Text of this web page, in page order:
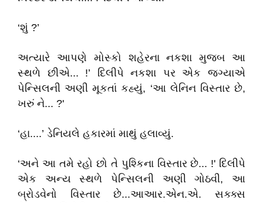
‘શું ?’
અત્યારે આપણે મોસ્કો શહેરના નકશા મુજબ આ
સ્થળે છીએ... !’ દિલીપે નકશા પર એક જગ્યાએ
પેન્સિલની અણી મૂકતાં કહ્યું, ‘આ લેનિન વિસ્તાર છે,
ખરું ને... ?'
‘હા....’ ડેનિયલે હકારમાં માથું હલાવ્યું.
‘અને આ તમે રહો છો તે પુશ્કિના વિસ્તાર છે... !' દિલીપે
એક અન્ય સ્થળે પેન્સિલની અણી ગોઠવી, આ
બ્રોડવેનો વિસ્તાર છે...આઆર.એન.એ. સક્ક્સ